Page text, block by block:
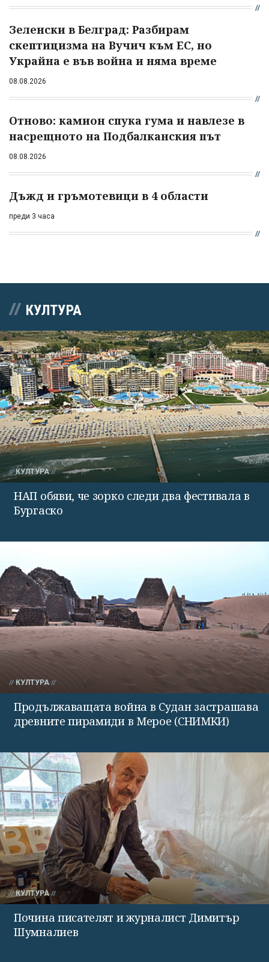
Зеленски в Белград: Разбирам
скептицизма на Вучич към ЕС, но
Украйна е във война и няма време
08.08.2026
Отново: камион спука гума и навлезе в
насрещното на Подбалканския път
08.08.2026
Дъжд и гръмотевици в 4 области
преди 3 часа
КУЛТУРА
КУЛТУРА
НАП обяви, че зорко следи два фестивала в
Бургаско
КУЛТУРА
Продължаващата война в Судан застрашава
древните пирамиди в Мерое (СНИМКИ)
КУЛТУРА
Почина писателят и журналист Димитър
Шумналиев